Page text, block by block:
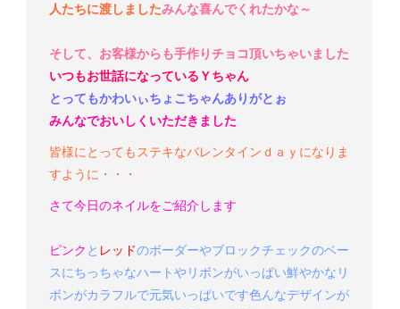
人たちに渡しましたみんな喜んでくれたかな～
そして、お客様からも手作りチョコ頂いちゃいました
いつもお世話になっているＹちゃん
とってもかわいぃちょこちゃんありがとぉ
みんなでおいしくいただきました
皆様にとってもステキなバレンタインｄａｙになりま
すように・・・
さて今日のネイルをご紹介します
ピンク と レッドのボーダーやブロックチェックのベー
スにちっちゃなハートやリボンがいっぱい鮮やかなリ
ボンがカラフルで元気いっぱいです色んなデザインが